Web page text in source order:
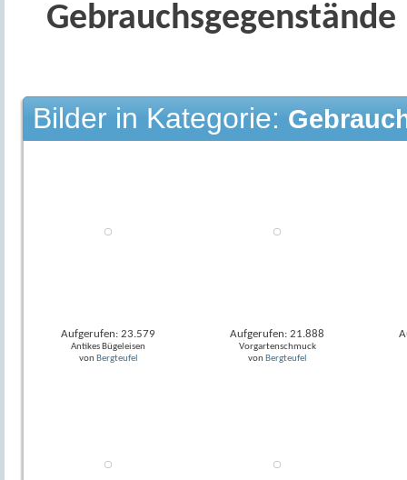
Gebrauchsgegenstände
Bilder in Kategorie:
Aufgerufen: 23.579
Antikes Bügeleisen
von Bergteufel
Aufgerufen: 21.888
Vorgartenschmuck
von Bergteufel